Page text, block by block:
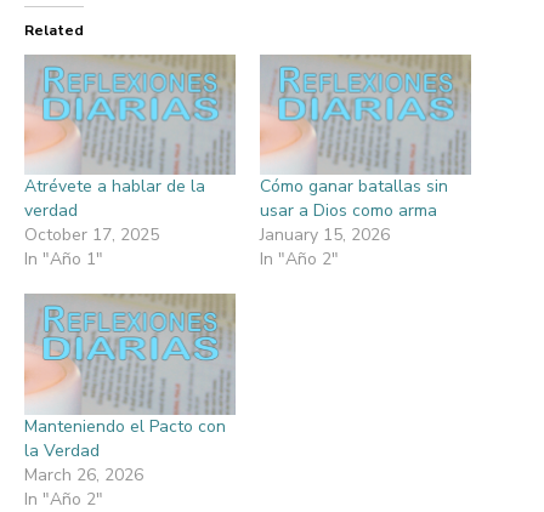
Related
Atrévete a hablar de la
verdad
October 17, 2025
In "Año 1"
Cómo ganar batallas sin
usar a Dios como arma
January 15, 2026
In "Año 2"
Manteniendo el Pacto con
la Verdad
March 26, 2026
In "Año 2"